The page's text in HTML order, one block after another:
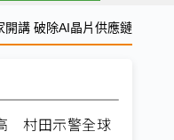
講 破除AI晶片供應鏈
村田示警全球